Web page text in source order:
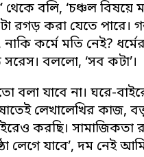
বলি, ‘চঞ্চল বিষয়ে
রগড় করা যেতে পারে।
কর্মে মতি নেই?
বললো, ‘সব কটা’।
বলা যাবে না। ঘরে-
লেখালেখির
করছি। সামাজিকতা
লেগে যাবে’, দম নেই